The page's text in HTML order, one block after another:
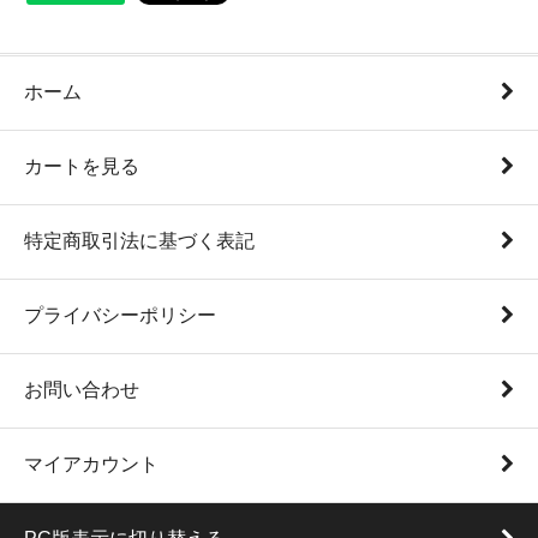
ホーム
カートを見る
特定商取引法に基づく表記
プライバシーポリシー
お問い合わせ
マイアカウント